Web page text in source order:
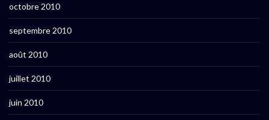
octobre 2010
septembre 2010
août 2010
juillet 2010
juin 2010